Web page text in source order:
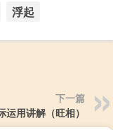
浮起
下一篇
用讲解（旺相）